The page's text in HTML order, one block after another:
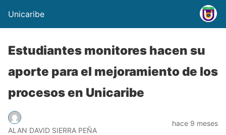
Unicaribe
Estudiantes monitores hacen su
aporte para el mejoramiento de los
procesos en Unicaribe
ALAN DAVID SIERRA PEÑA
hace 9 meses